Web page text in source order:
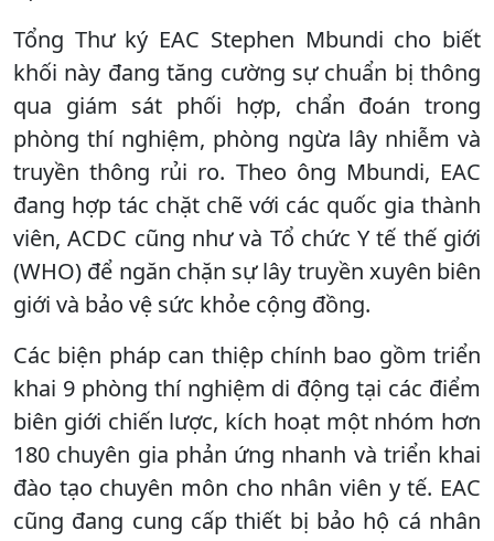
Tổng Thư ký EAC Stephen Mbundi cho biết
khối này đang tăng cường sự chuẩn bị thông
qua giám sát phối hợp, chẩn đoán trong
phòng thí nghiệm, phòng ngừa lây nhiễm và
truyền thông rủi ro. Theo ông Mbundi, EAC
đang hợp tác chặt chẽ với các quốc gia thành
viên, ACDC cũng như và Tổ chức Y tế thế giới
(WHO) để ngăn chặn sự lây truyền xuyên biên
giới và bảo vệ sức khỏe cộng đồng.
Các biện pháp can thiệp chính bao gồm triển
khai 9 phòng thí nghiệm di động tại các điểm
biên giới chiến lược, kích hoạt một nhóm hơn
180 chuyên gia phản ứng nhanh và triển khai
đào tạo chuyên môn cho nhân viên y tế. EAC
cũng đang cung cấp thiết bị bảo hộ cá nhân